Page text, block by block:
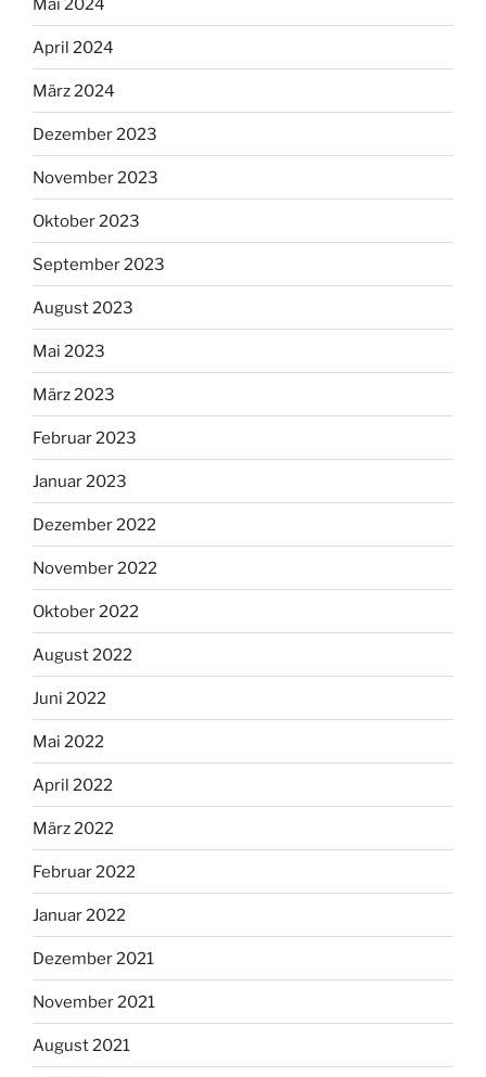
Mai 2024
April 2024
März 2024
Dezember 2023
November 2023
Oktober 2023
September 2023
August 2023
Mai 2023
März 2023
Februar 2023
Januar 2023
Dezember 2022
November 2022
Oktober 2022
August 2022
Juni 2022
Mai 2022
April 2022
März 2022
Februar 2022
Januar 2022
Dezember 2021
November 2021
August 2021